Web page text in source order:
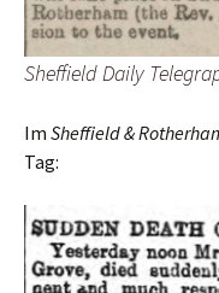
Sheffield Daily
Im Sheffield &
Tag: